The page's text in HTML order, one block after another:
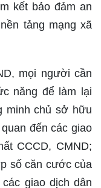
kết bảo đảm an
tảng mạng xã
mọi người cần
năng để làm lại
minh chủ sở hữu
đến các giao
CCCD, CMND;
số căn cước của
giao dịch dân